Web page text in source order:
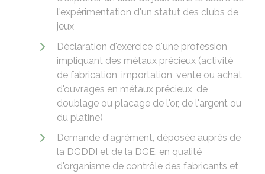
l'expérimentation d'un statut des clubs de
jeux
Déclaration d'exercice d'une profession
impliquant des métaux précieux (activité
de fabrication, importation, vente ou achat
d'ouvrages en métaux précieux, de
doublage ou placage de l'or, de l'argent ou
du platine)
Demande d'agrément, déposée auprès de
la DGDDI et de la DGE, en qualité
d'organisme de contrôle des fabricants et